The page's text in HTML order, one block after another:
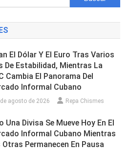
El Dólar Y El Euro Tras Varios
De Estabilidad, Mientras La
Cambia El Panorama Del
Informal Cubano
agosto de 2026 Repa Chismes
Una Divisa Se Mueve Hoy En El
Informal Cubano Mientras
Otras Permanecen En Pausa